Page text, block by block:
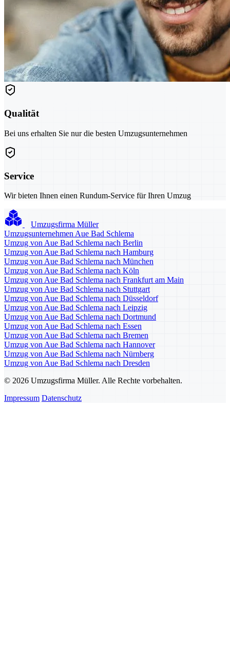
Qualität
Bei uns erhalten Sie nur die besten Umzugsunternehmen
Service
Wir bieten Ihnen einen Rundum-Service für Ihren Umzug
Umzugsfirma Müller
Umzugsunternehmen Aue Bad Schlema
Umzug von Aue Bad Schlema nach Berlin
Umzug von Aue Bad Schlema nach Hamburg
Umzug von Aue Bad Schlema nach München
Umzug von Aue Bad Schlema nach Köln
Umzug von Aue Bad Schlema nach Frankfurt am Main
Umzug von Aue Bad Schlema nach Stuttgart
Umzug von Aue Bad Schlema nach Düsseldorf
Umzug von Aue Bad Schlema nach Leipzig
Umzug von Aue Bad Schlema nach Dortmund
Umzug von Aue Bad Schlema nach Essen
Umzug von Aue Bad Schlema nach Bremen
Umzug von Aue Bad Schlema nach Hannover
Umzug von Aue Bad Schlema nach Nürnberg
Umzug von Aue Bad Schlema nach Dresden
© 2026 Umzugsfirma Müller. Alle Rechte vorbehalten.
Impressum Datenschutz